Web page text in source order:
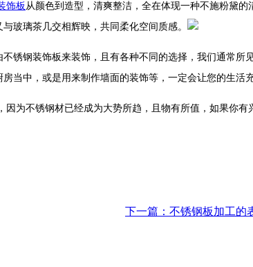
饰板 从颜色到造型，清爽整洁，全在体现一种不施粉黛
玻璃茶几交相辉映，共同柔化空间质感。
锈钢装饰板来装饰，且有各种不同的选择，我们通常所
当中，或是用来制作墙面的装饰等，一定会让您的生活充
为不锈钢材已经成为大势所趋，且物有所值，如果你有
下一篇：不锈钢板加工的